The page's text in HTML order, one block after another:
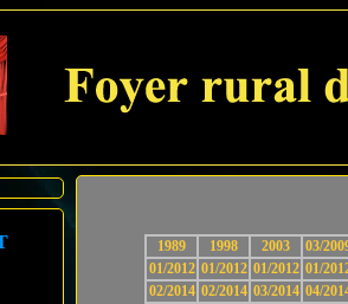
1989 1998 2003
03/
01/2012 01/2012 01/2012 01/
02/2014 02/2014 03/2014 04/